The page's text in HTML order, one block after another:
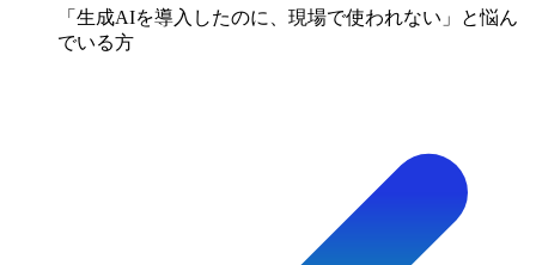
「生成AIを導入したのに、現場で使われない」と悩ん
でいる方